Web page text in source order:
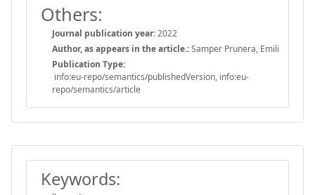
Others:
Journal publication year:2022
Author, as appears in the article.:Samper Prunera, Emili
Publication Type:
info:eu-repo/semantics/publishedVersion, info:eu-
repo/semantics/article
Keywords: